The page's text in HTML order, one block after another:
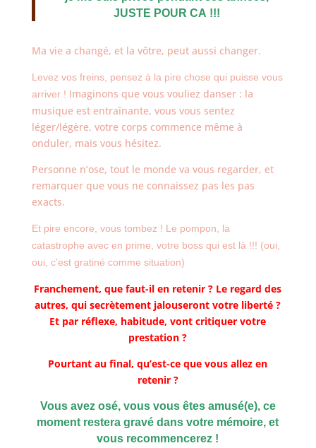
JUSTE POUR CA !!!
Ma vie a changé, et la vôtre, peut aussi changer.
Levez vos freins, pensez à la pire chose qui puisse vous
arriver ! Imaginons que vous vouliez danser : la
musique est entraînante, vous vous sentez
léger/légère, votre corps commence même à
onduler, mais vous hésitez.
Personne n’ose, tout le monde va vous regarder, et
remarquer que vous ne connaissez pas les pas
exacts.
Et pire encore, vous tombez ! Le pompon, la
catastrophe avec en prime, votre boss qui est là !!! (oui,
oui, c’est gratiné comme situation)
Franchement, que faut-il en retenir ? Le regard des
autres, qui secrètement jalouseront votre liberté ?
Et par réflexe, habitude, vont critiquer votre
prestation ?
Pourtant au final, qu’est-ce que vous allez en
retenir ?
Vous avez osé, vous vous êtes amusé(e), ce
moment restera gravé dans votre mémoire, et
vous recommencerez !